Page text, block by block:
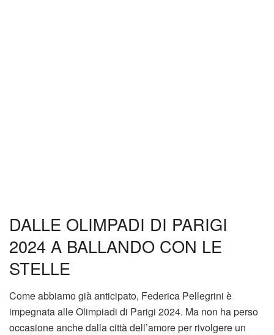
DALLE OLIMPADI DI PARIGI
2024 A BALLANDO CON LE
STELLE
Come abbiamo già anticipato, Federica Pellegrini è
impegnata alle Olimpiadi di Parigi 2024. Ma non ha perso
occasione anche dalla città dell’amore per rivolgere un